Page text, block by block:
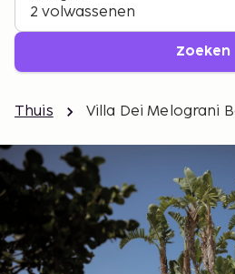
2 volwassenen
Zoeken
Thuis Villa Dei Melograni